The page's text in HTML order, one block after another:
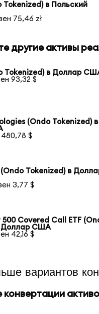
Tokenized) в Польский
75,46 zł
другие активы
Tokenized) в Доллар
93,32 $
(Ondo Tokenized) в
480,78 $
(Ondo Tokenized) в
3,77 $
500 Covered Call ETF
Доллар США
42,16 $
вариантов